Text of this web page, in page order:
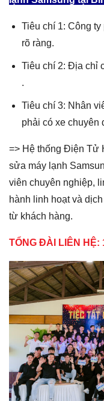
Tiêu chí 1: Công
rõ ràng.
Tiêu chí 2: Địa chỉ
.
Tiêu chí 3: Nhân
phải có xe chuyên
=> Hệ thống Điện Tử
sửa máy lạnh
viên chuyên nghiệp,
hành linh hoạt và
từ khách hàng.
TỔNG ĐÀI LIÊN HỆ: